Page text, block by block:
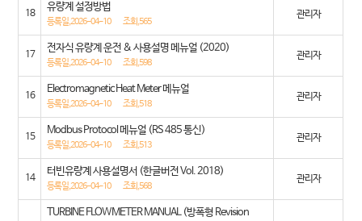
18
유량계 설정방법
등록일,2026-04-10 조회,565
관리자
17
전자식 유량계 운전 & 사용설명 메뉴얼 (2020)
등록일,2026-04-10 조회,598
관리자
16
Electromagnetic Heat Meter 메뉴얼
등록일,2026-04-10 조회,518
관리자
15
Modbus Protocol 메뉴얼 (RS 485 통신)
등록일,2026-04-10 조회,513
관리자
14
터빈유량계 사용설명서 (한글버전 Vol. 2018)
등록일,2026-04-10 조회,568
관리자
TURBINE FLOWMETER MANUAL (방폭형 Revision